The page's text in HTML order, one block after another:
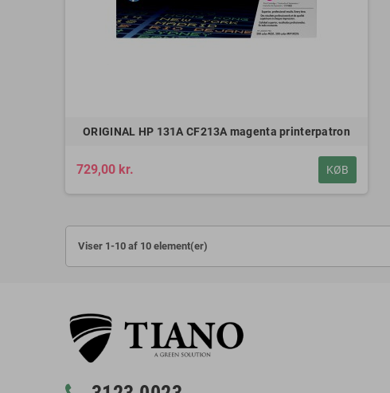
ORIGINAL HP 131A CF213A magenta printerpatron
729,00 kr. KØB
Viser 1-10 af 10 element(er)